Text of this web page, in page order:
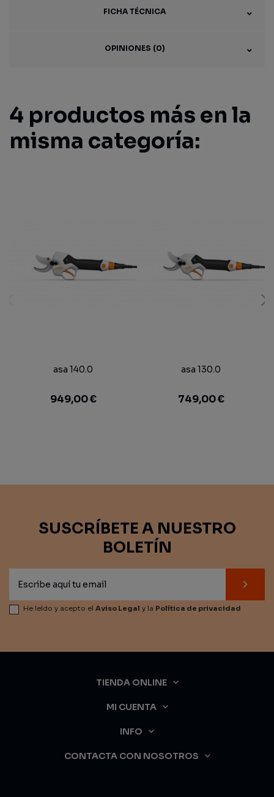
FICHA TÉCNICA
OPINIONES (0)
4 productos más en la
misma categoría:
asa 140.0
949,00 €
asa 130.0
749,00 €
SUSCRÍBETE A NUESTRO
BOLETÍN
He leído y acepto el Aviso Legal y la Política de privacidad
TIENDA ONLINE
MI CUENTA
INFO
CONTACTA CON NOSOTROS